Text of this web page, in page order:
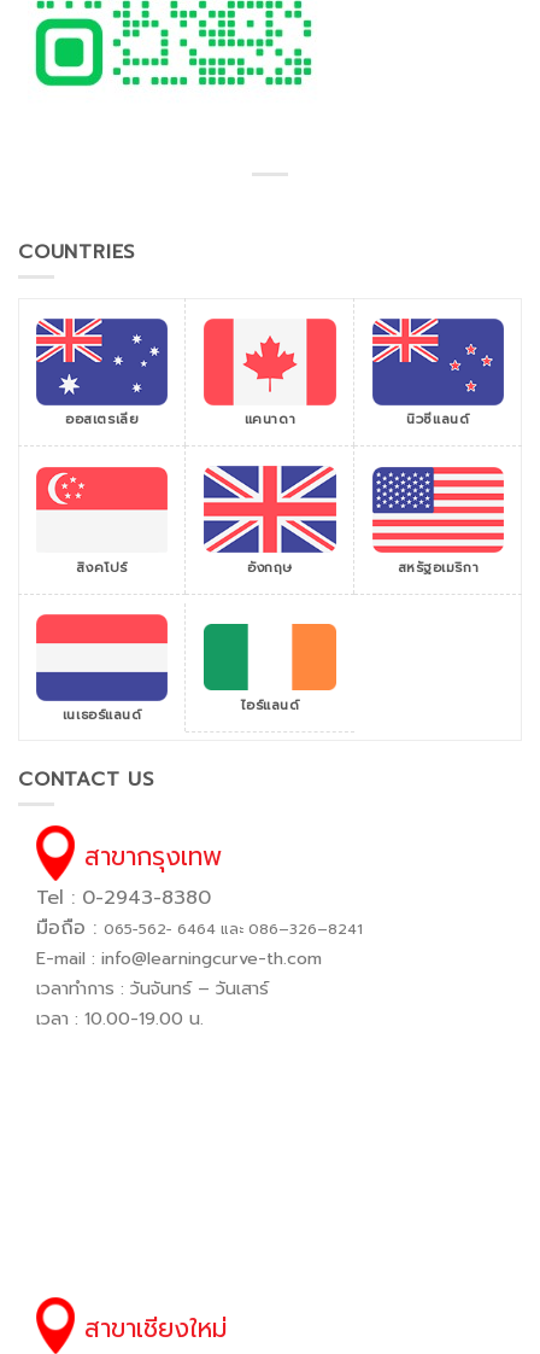
COUNTRIES
ออสเตรเลีย แคนาดา นิวซีแลนด์
สิงคโปร์ อังกฤษ สหรัฐอเมริกา
เนเธอร์แลนด์ ไอร์แลนด์
CONTACT US
สาขากรุงเทพ
Tel : 0-2943-8380
มือถือ : 065−562− 6464 และ 086–326–8241
E-mail : info@learningcurve-th.com
เวลาทำการ : วันจันทร์ – วันเสาร์
เวลา : 10.00-19.00 น.
สาขาเชียงใหม่